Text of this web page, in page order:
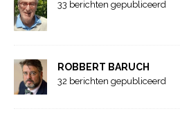
33 berichten gepubliceerd
ROBBERT BARUCH
32 berichten gepubliceerd